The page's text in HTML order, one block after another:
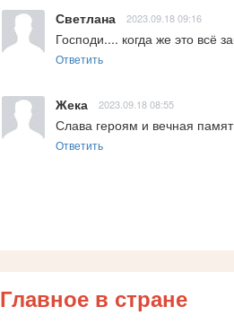
Светлана 2023.09.18 09:16
Господи.... когда же это всё
Ответить
Жека 2023.09.18 08:55
Слава героям и вечная
Ответить
Главное в стране